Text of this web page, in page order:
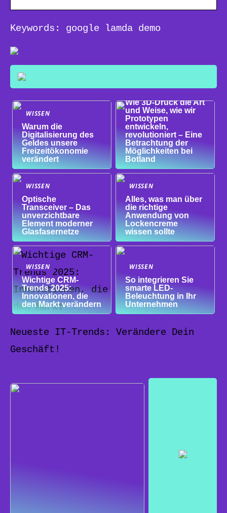
Keywords: google lamda demo
WISSEN
Warum die
Digitalisierung des
Geldes unsere
Freizeitökonomie
verändert
WISSEN
Wie 3D-Druck die Art
und Weise, wie wir
Prototypen
entwickeln,
revolutioniert – Eine
Betrachtung der
Möglichkeiten bei
Botland
WISSEN
Optische
Transceiver – Das
unverzichtbare
Element moderner
Glasfasernetze
WISSEN
Alles, was man über
die richtige
Anwendung von
Lockencreme
wissen sollte
WISSEN
Wichtige CRM-
Trends 2025:
Innovationen, die
den Markt verändern
WISSEN
So integrieren Sie
smarte LED-
Beleuchtung in Ihr
Unternehmen
Neueste IT-Trends: Verändere Dein
Geschäft!